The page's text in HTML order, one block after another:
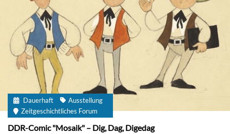
Dauerhaft
Ausstellung
Zeitgeschichtliches Forum
DDR-Comic "Mosaik" – Dig, Dag, Digedag